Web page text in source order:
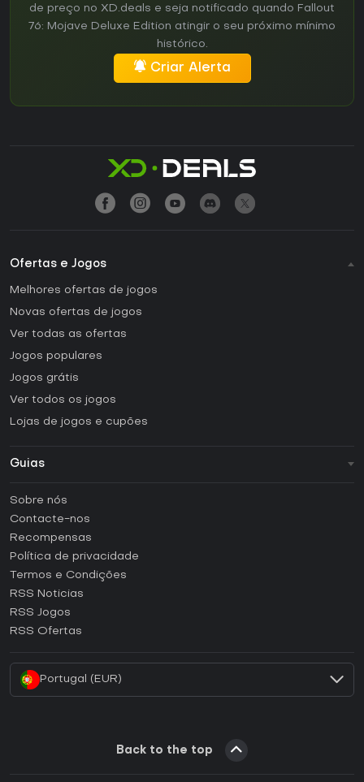
de preço no XD.deals e seja notificado quando Fallout
76: Mojave Deluxe Edition atingir o seu próximo mínimo
histórico.
Criar Alerta
Ofertas e Jogos
Melhores ofertas de jogos
Novas ofertas de jogos
Ver todas as ofertas
Jogos populares
Jogos grátis
Ver todos os jogos
Lojas de jogos e cupões
Guias
Como ativar uma CD Key Steam?
Como ativar uma CD Key Epic Games?
Como ativar uma CD Key GOG?
Como ativar uma CD Key Ubisoft Connect?
Como ativar uma CD Key EA App?
Sobre nós
Contacte-nos
Recompensas
Política de privacidade
Termos e Condições
RSS Noticias
RSS Jogos
RSS Ofertas
Portugal (EUR)
Back to the top